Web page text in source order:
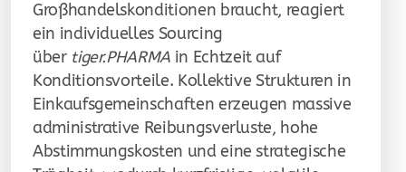
Großhandelskonditionen braucht, reagiert
ein individuelles Sourcing
über tiger.PHARMA in Echtzeit auf
Konditionsvorteile. Kollektive Strukturen in
Einkaufsgemeinschaften erzeugen massive
administrative Reibungsverluste, hohe
Abstimmungskosten und eine strategische